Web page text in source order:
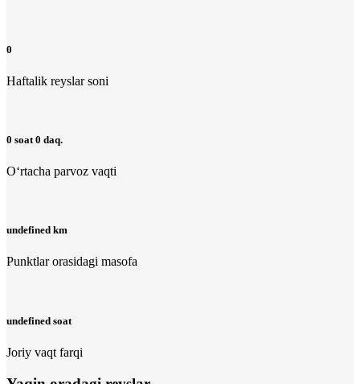
0
Haftalik reyslar soni
0 soat 0 daq.
O‘rtacha parvoz vaqti
undefined km
Punktlar orasidagi masofa
undefined soat
Joriy vaqt farqi